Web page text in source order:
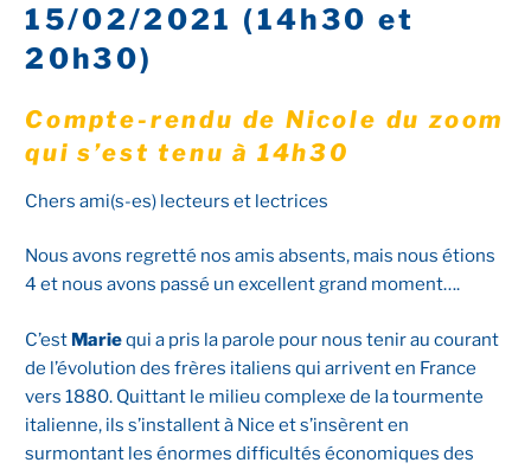
15/02/2021 (14h30 et
20h30)
Compte-rendu de Nicole du zoom
qui s’est tenu à 14h30
Chers ami(s-es) lecteurs et lectrices
Nous avons regretté nos amis absents, mais nous étions
4 et nous avons passé un excellent grand moment….
C’est Mariequi a pris la parole pour nous tenir au courant
de l’évolution des frères italiens qui arrivent en France
vers 1880. Quittant le milieu complexe de la tourmente
italienne, ils s’installent à Nice et s’insèrent en
surmontant les énormes difficultés économiques des